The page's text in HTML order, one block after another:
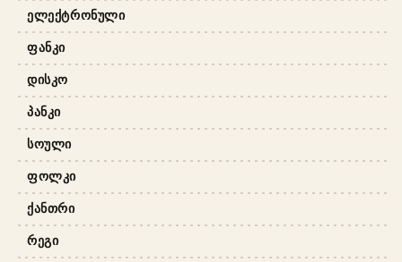
ᲔᲚᲔᲥᲢᲠᲝᲜᲣᲚᲘ
ᲤᲐᲜᲙᲘ
ᲓᲘᲡᲙᲝ
ᲞᲐᲜᲙᲘ
ᲡᲝᲣᲚᲘ
ᲤᲝᲚᲙᲘ
ᲥᲐᲜᲗᲠᲘ
ᲠᲔᲒᲘ